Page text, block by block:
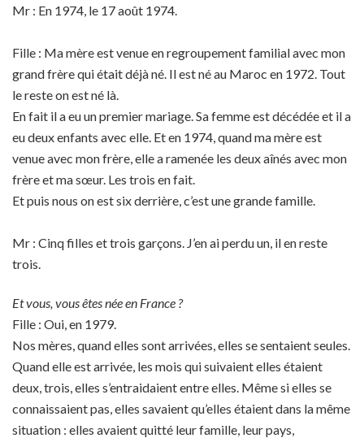
Mr : En 1974, le 17 août 1974.
Fille : Ma mère est venue en regroupement familial avec mon
grand frère qui était déjà né. Il est né au Maroc en 1972. Tout
le reste on est né là.
En fait il a eu un premier mariage. Sa femme est décédée et il a
eu deux enfants avec elle. Et en 1974, quand ma mère est
venue avec mon frère, elle a ramenée les deux aînés avec mon
frère et ma sœur. Les trois en fait.
Et puis nous on est six derrière, c’est une grande famille.
Mr : Cinq filles et trois garçons. J’en ai perdu un, il en reste
trois.
Et vous, vous êtes née en France ?
Fille : Oui, en 1979.
Nos mères, quand elles sont arrivées, elles se sentaient seules.
Quand elle est arrivée, les mois qui suivaient elles étaient
deux, trois, elles s’entraidaient entre elles. Même si elles se
connaissaient pas, elles savaient qu’elles étaient dans la même
situation : elles avaient quitté leur famille, leur pays,